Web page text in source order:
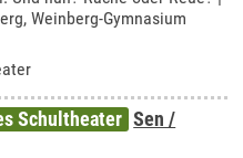
Weinberg-Gymnasium
Schultheater Sen /